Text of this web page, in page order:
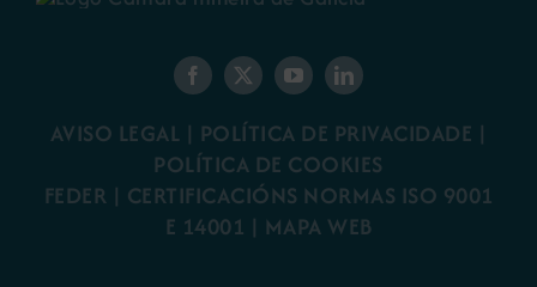
AVISO LEGAL | POLÍTICA DE PRIVACIDADE |
POLÍTICA DE COOKIES
FEDER | CERTIFICACIÓNS NORMAS ISO 9001
E 14001 | MAPA WEB